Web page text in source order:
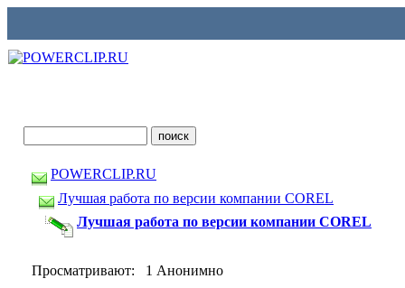
POWERCLIP.RU
Лучшая работа по версии компании COREL
Лучшая работа по версии компании COREL
Просматривают: 1 Анонимно